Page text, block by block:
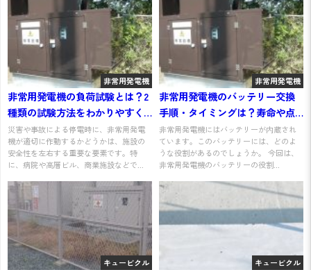
非常用発電機
非常用発電機の負荷試験とは？2
種類の試験方法をわかりやすく
解説
災害や事故による停電時に、非常用発電
機が適切に作動するかどうかは、施設の
安全性を左右する重要な要素です。特
に、病院や高層ビル、商業施設などで...
非常用発電機
非常用発電機のバッテリー交換
手順・タイミングは？寿命や点
検方法をわかりやすく解説
非常用発電機にはバッテリーが内蔵され
ています。このバッテリーには、どのよ
うな役割があるのでしょうか。 今回は、
非常用発電機のバッテリーの役割...
キュービクル キュービクル